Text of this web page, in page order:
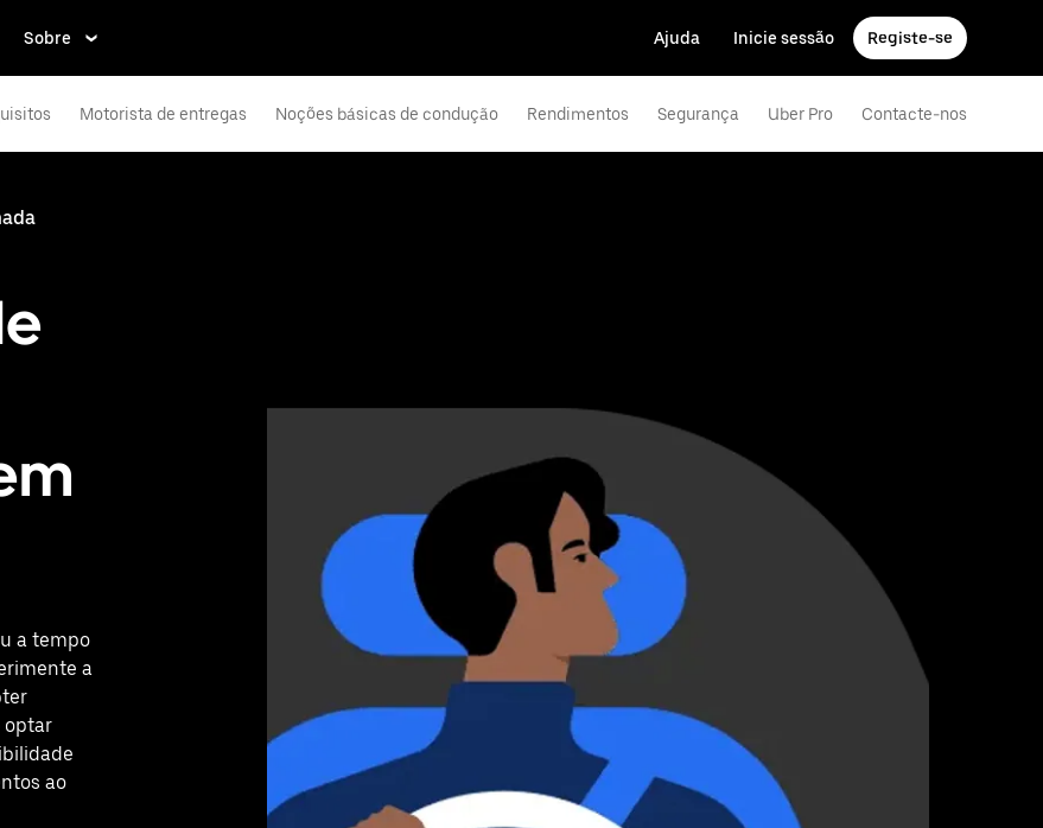
Sobre Ajuda Inicie sessão Registe-se
Motorista de entregas Noções básicas de condução Rendimentos Segurança Uber Pro Contacte-nos
a tempo
a
optar
ao